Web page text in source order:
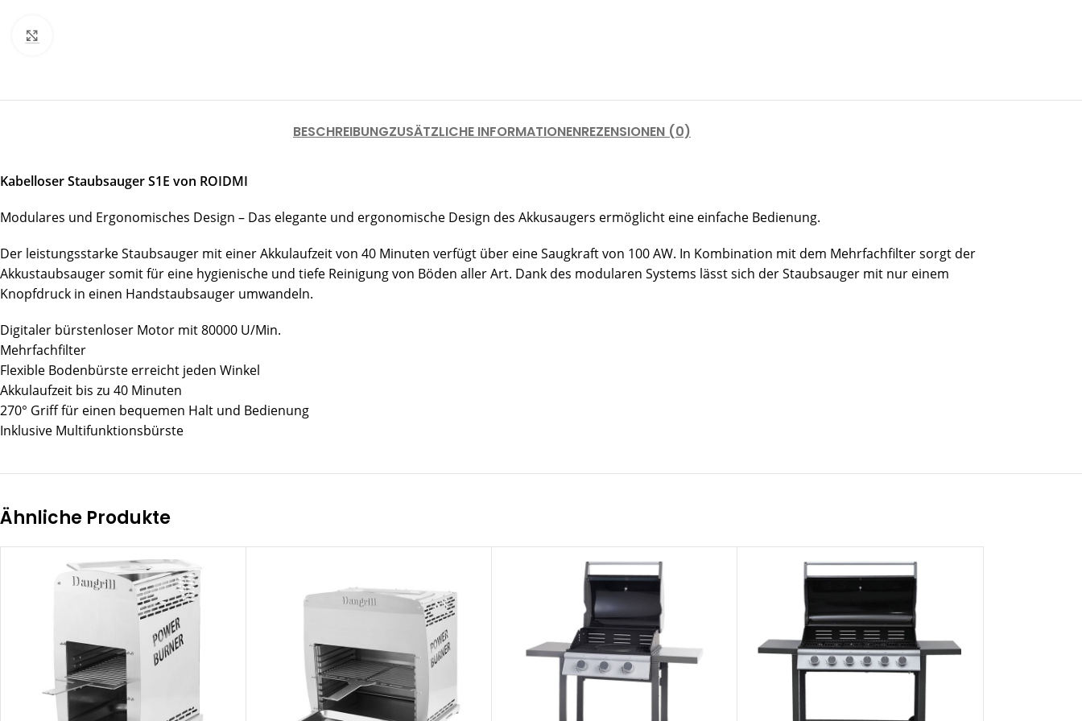
BESCHREIBUNGZUSÄTZLICHE INFORMATIONENREZENSIONEN (0)
Kabelloser Staubsauger S1E von ROIDMI
Modulares und Ergonomisches Design – Das elegante und ergonomische Design des Akkusaugers ermöglicht eine einfache Bedienung.
Der leistungsstarke Staubsauger mit einer Akkulaufzeit von 40 Minuten verfügt über eine Saugkraft von 100 AW. In Kombination mit dem Mehrfachfilter sorgt der
Akkustaubsauger somit für eine hygienische und tiefe Reinigung von Böden aller Art. Dank des modularen Systems lässt sich der Staubsauger mit nur einem
Knopfdruck in einen Handstaubsauger umwandeln.
Digitaler bürstenloser Motor mit 80000 U/Min.
Mehrfachfilter
Flexible Bodenbürste erreicht jeden Winkel
Akkulaufzeit bis zu 40 Minuten
270° Griff für einen bequemen Halt und Bedienung
Inklusive Multifunktionsbürste
Ähnliche Produkte